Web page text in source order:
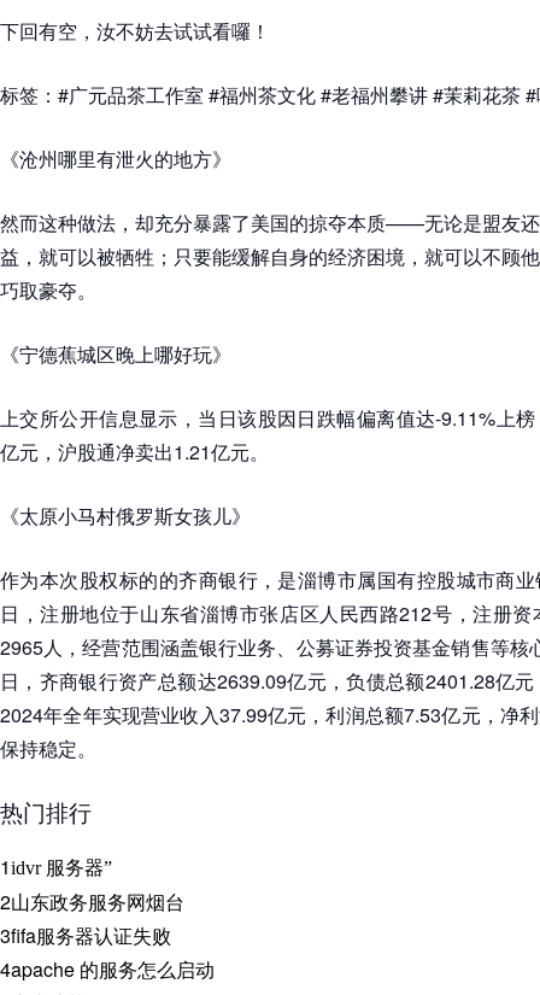
下回有空，汝不妨去试试看囉！
标签：#广元品茶工作室 #福州茶文化 #老福州攀讲 #茉莉花茶
《沧州哪里有泄火的地方》
然而这种做法，却充分暴露了美国的掠夺本质——无论是盟友
益，就可以被牺牲；只要能缓解自身的经济困境，就可以不顾
巧取豪夺。
《宁德蕉城区晚上哪好玩》
上交所公开信息显示，当日该股因日跌幅偏离值达-9.11%上
亿元，沪股通净卖出1.21亿元。
《太原小马村俄罗斯女孩儿》
作为本次股权标的的齐商银行，是淄博市属国有控股城市商
日，注册地位于山东省淄博市张店区人民西路212号，注册
2965人，经营范围涵盖银行业务、公募证券投资基金销售等核
日，齐商银行资产总额达2639.09亿元，负债总额2401.28亿
2024年全年实现营业收入37.99亿元，利润总额7.53亿元，净
保持稳定。
热门排行
1idvr 服务器”
2山东政务服务网烟台
3fifa服务器认证失败
4apache 的服务怎么启动